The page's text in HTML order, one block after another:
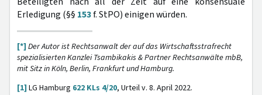
Erledigung (§§ 153f. StPO) einigen würden.
[*] Der Autor ist Rechtsanwalt der auf das Wirtschaftsstrafrecht
spezialisierten Kanzlei Tsambikakis & Partner Rechtsanwälte mbB,
mit Sitz in Köln, Berlin, Frankfurt und Hamburg.
[1] LG Hamburg 622 KLs 4/20, Urteil v. 8. April 2022.